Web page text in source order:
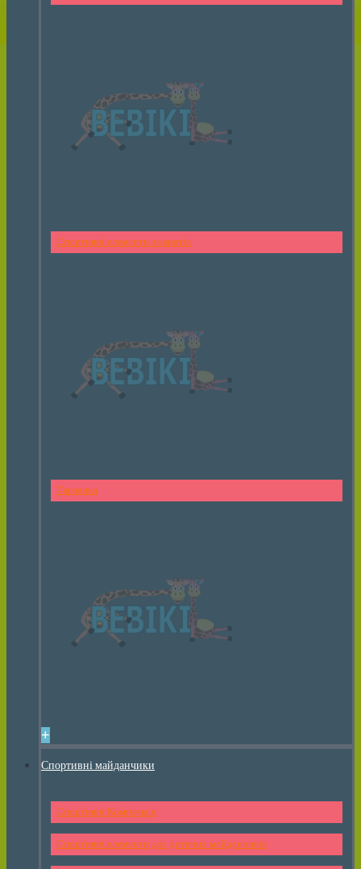
Спортивні елементи з канатів
Тарзанка
+
Спортивні майданчики
Спортивні Комплекси
Спортивні елементи для дитячих майданчиків